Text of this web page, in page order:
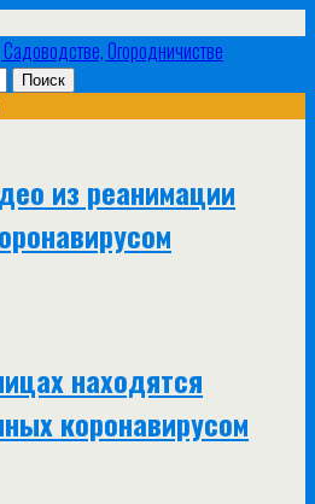
Огородничистве
из реанимации
находятся
коронавирусом